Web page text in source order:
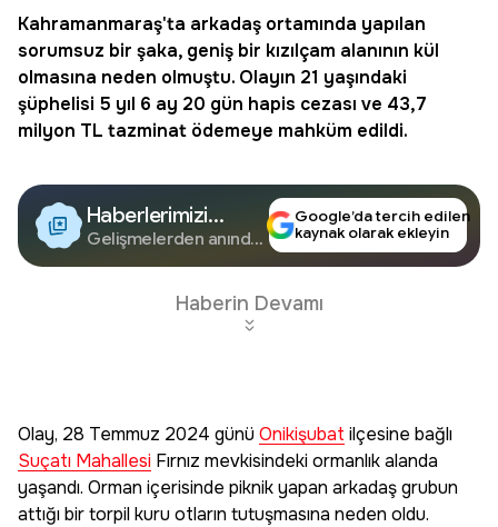
Kahramanmaraş'ta arkadaş ortamında yapılan
sorumsuz bir şaka, geniş bir kızılçam alanının kül
olmasına neden olmuştu. Olayın 21 yaşındaki
şüphelisi 5 yıl 6 ay 20 gün hapis cezası ve 43,7
milyon TL tazminat ödemeye mahküm edildi.
Haberlerimizi
Google'da Takip
Edin
Gelişmelerden anında
Google’da tercih edilen
kaynak olarak ekleyin
Haberin Devamı
Olay, 28 Temmuz 2024 günü Onikişubat ilçesine bağlı
Suçatı Mahallesi Fırnız mevkisindeki ormanlık alanda
yaşandı. Orman içerisinde piknik yapan arkadaş grubun
attığı bir torpil kuru otların tutuşmasına neden oldu.